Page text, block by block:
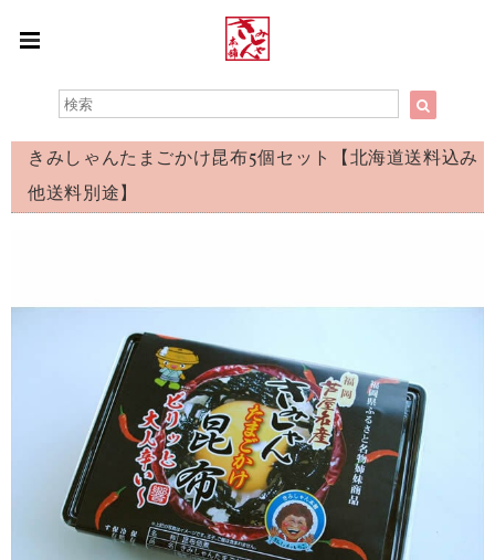
きみしゃんたまごかけ昆布5個セット【北海道送料込み
他送料別途】